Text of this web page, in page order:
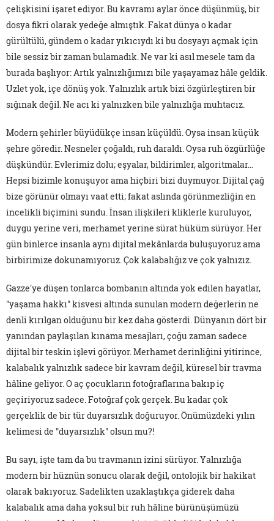
çelişkisini işaret ediyor. Bu kavramı aylar önce düşünmüş, bir
dosya fikri olarak yedeğe almıştık. Fakat dünya o kadar
gürültülü, gündem o kadar yıkıcıydı ki bu dosyayı açmak için
bile sessiz bir zaman bulamadık. Ne var ki asıl mesele tam da
burada başlıyor: Artık yalnızlığımızı bile yaşayamaz hâle geldik.
Uzlet yok, içe dönüş yok. Yalnızlık artık bizi özgürleştiren bir
sığınak değil. Ne acı ki yalnızken bile yalnızlığa muhtacız.
Modern şehirler büyüdükçe insan küçüldü. Oysa insan küçük
şehre göredir. Nesneler çoğaldı, ruh daraldı. Oysa ruh özgürlüğe
düşkündür. Evlerimiz dolu; eşyalar, bildirimler, algoritmalar…
Hepsi bizimle konuşuyor ama hiçbiri bizi duymuyor. Dijital çağ
bize görünür olmayı vaat etti; fakat aslında görünmezliğin en
incelikli biçimini sundu. İnsan ilişkileri kliklerle kuruluyor,
duygu yerine veri, merhamet yerine sürat hüküm sürüyor. Her
gün binlerce insanla aynı dijital mekânlarda buluşuyoruz ama
birbirimize dokunamıyoruz. Çok kalabalığız ve çok yalnızız.
Gazze'ye düşen tonlarca bombanın altında yok edilen hayatlar,
"yaşama hakkı" kisvesi altında sunulan modern değerlerin ne
denli kırılgan olduğunu bir kez daha gösterdi. Dünyanın dört bir
yanından paylaşılan kınama mesajları, çoğu zaman sadece
dijital bir teskin işlevi görüyor. Merhamet derinliğini yitirince,
kalabalık yalnızlık sadece bir kavram değil, küresel bir travma
hâline geliyor. O aç çocukların fotoğraflarına bakıp iç
geçiriyoruz sadece. Fotoğraf çok gerçek. Bu kadar çok
gerçeklik de bir tür duyarsızlık doğuruyor. Önümüzdeki yılın
kelimesi de "duyarsızlık" olsun mu?!
Bu sayı, işte tam da bu travmanın izini sürüyor. Yalnızlığa
modern bir hüznün sonucu olarak değil, ontolojik bir hakikat
olarak bakıyoruz. Sadelikten uzaklaştıkça giderek daha
kalabalık ama daha yoksul bir ruh hâline bürünüşümüzü